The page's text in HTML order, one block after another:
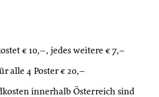
€ 10,–, jedes weitere € 7,–
alle 4 Poster € 20,–
innerhalb Österreich sind